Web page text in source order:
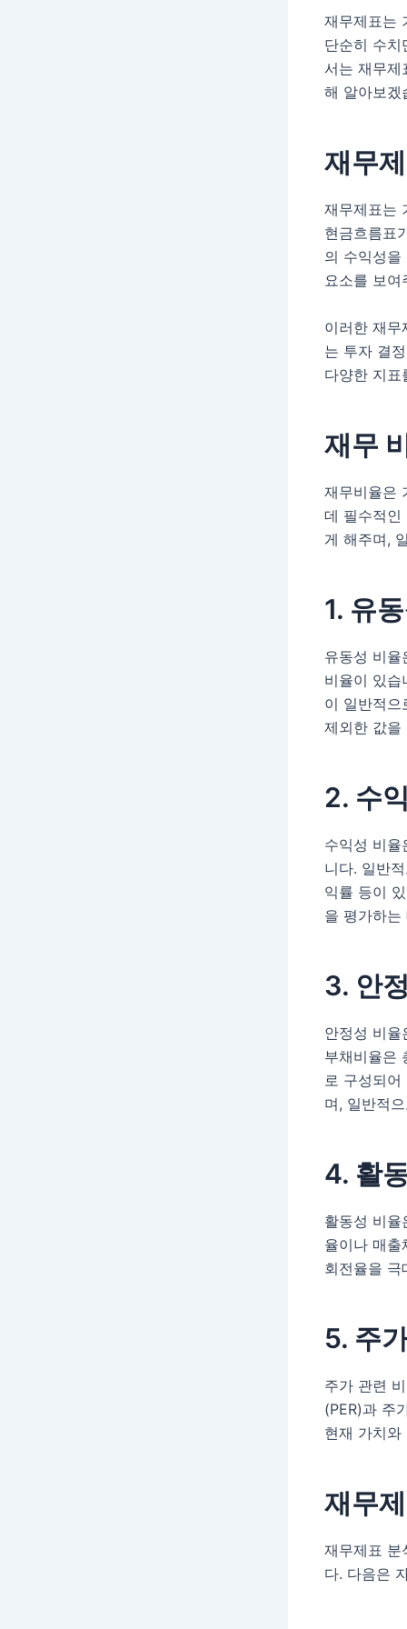
재무제표는
단순히 수
서는 재무제
해 알아보겠
재무
재무제표는
현금흐름표
의 수익성
요소를 보
이러한 재
는 투자 결
다양한 지
재무
재무비율은
데 필수적인
게 해주며,
1. 유
유동성 비
비율이 있
이 일반적
제외한 값을
2. 수
수익성 비
니다. 일반
익률 등이
을 평가하는
3. 안
안정성 비
부채비율은
로 구성되
며, 일반적
4. 활
활동성 비
율이나 매
회전율을
5. 주
주가 관련
(PER)과 주
현재 가치
재무
재무제표 분
다. 다음은